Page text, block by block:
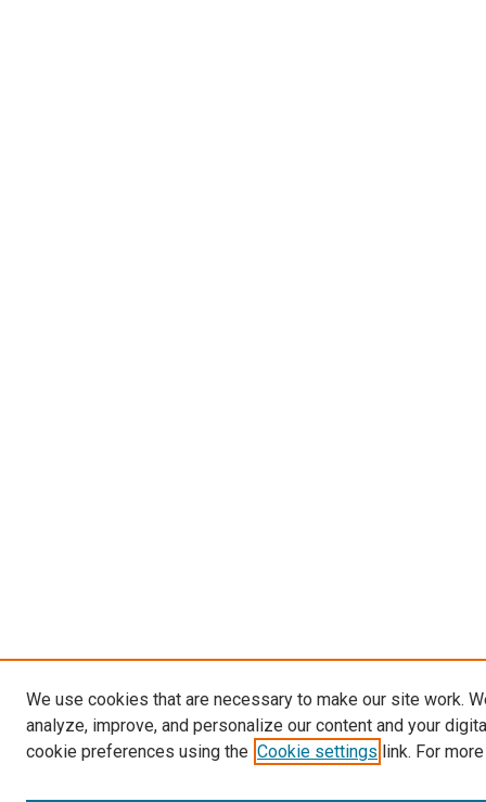
We use cookies that are necessary to make our site work.
analyze, improve, and personalize our content and your
cookie preferences using the Cookie settings link. For